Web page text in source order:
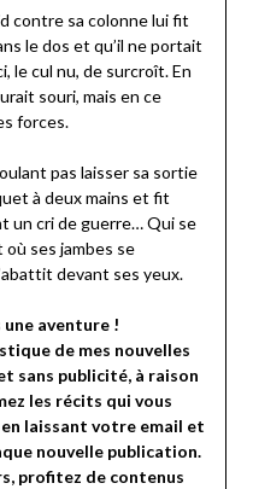
contre sa colonne lui fit
le dos et qu’il ne portait
le cul nu, de surcroît. En
souri, mais en ce
forces.
pas laisser sa sortie
à deux mains et fit
un cri de guerre… Qui se
ses jambes se
devant ses yeux.
une aventure !
de mes nouvelles
sans publicité, à raison
les récits qui vous
laissant votre email et
nouvelle publication.
profitez de contenus